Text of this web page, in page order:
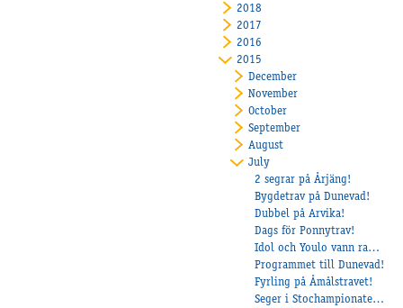
2018
2017
2016
2015
December
November
October
September
August
July
2 segrar på Årjäng!
Bygdetrav på Dunevad!
Dubbel på Arvika!
Dags för Ponnytrav!
Idol och Youlo vann race på Halmstad!
Programmet till Dunevad!
Fyrling på Åmålstravet!
Seger i Stochampionatet för Some Summit och Veijo Heiskanen